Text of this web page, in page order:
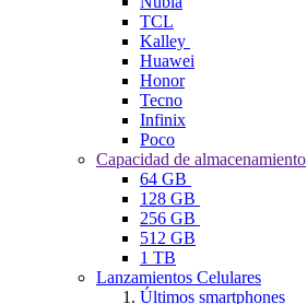
TCL
Kalley
Huawei
Honor
Tecno
Infinix
Poco
Capacidad de almacenamiento
64 GB
128 GB
256 GB
512 GB
1 TB
Lanzamientos Celulares
Últimos smartphones